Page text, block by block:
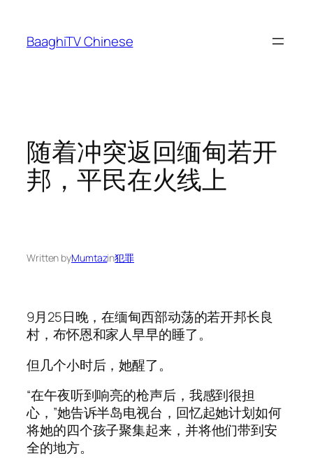
content
BaaghiTV Chinese
随着冲突返回缅甸若开
邦，平民在火线上
Written byMumtazin犯罪
9月25日晚，在缅甸西部动荡的若开邦长良
村，布怀恩和家人早早的睡了。
但几个小时后，她醒了。
“在午夜听到响亮的枪声后，我感到很担
心，”她告诉半岛电视台，回忆起她计划如何
将她的四个孩子聚集起来，并将他们带到安
全的地方。